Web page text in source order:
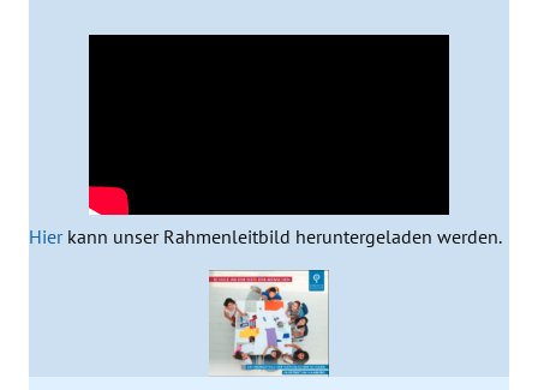
Hierkann unser Rahmenleitbild heruntergeladen werden.